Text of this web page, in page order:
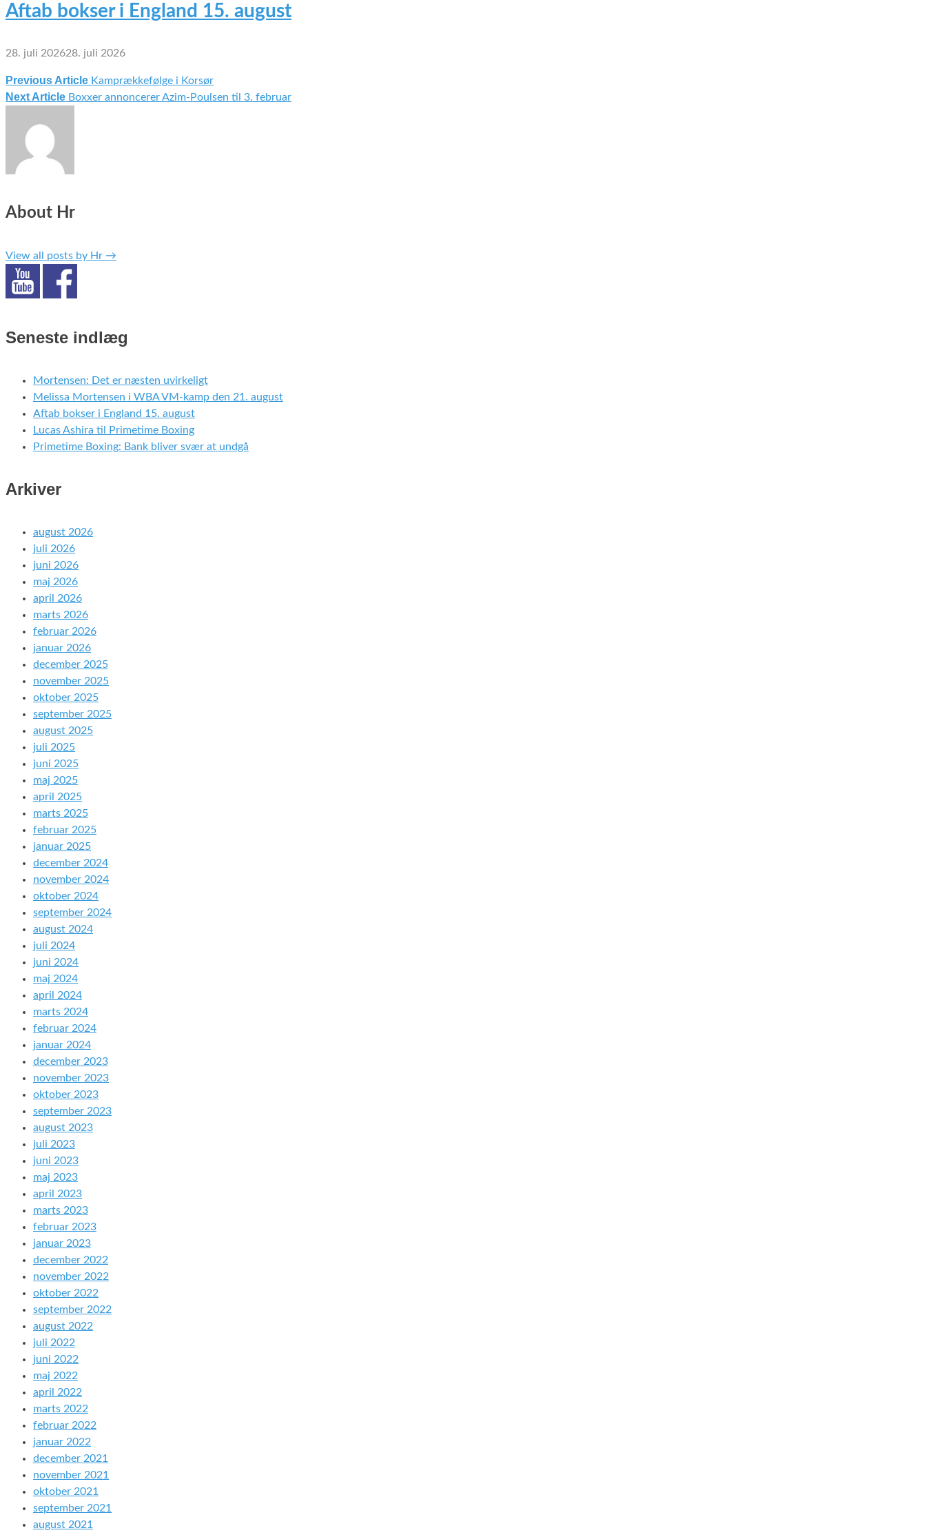
Aftab bokser i England 15. august
28. juli 202628. juli 2026
Indlægsnavigation
Previous Article Kamprækkefølge i Korsør
Next Article Boxxer annoncerer Azim-Poulsen til 3. februar
About Hr
View all posts by Hr →
Seneste indlæg
Mortensen: Det er næsten uvirkeligt
Melissa Mortensen i WBA VM-kamp den 21. august
Aftab bokser i England 15. august
Lucas Ashira til Primetime Boxing
Primetime Boxing: Bank bliver svær at undgå
Arkiver
august 2026
juli 2026
juni 2026
maj 2026
april 2026
marts 2026
februar 2026
januar 2026
december 2025
november 2025
oktober 2025
september 2025
august 2025
juli 2025
juni 2025
maj 2025
april 2025
marts 2025
februar 2025
januar 2025
december 2024
november 2024
oktober 2024
september 2024
august 2024
juli 2024
juni 2024
maj 2024
april 2024
marts 2024
februar 2024
januar 2024
december 2023
november 2023
oktober 2023
september 2023
august 2023
juli 2023
juni 2023
maj 2023
april 2023
marts 2023
februar 2023
januar 2023
december 2022
november 2022
oktober 2022
september 2022
august 2022
juli 2022
juni 2022
maj 2022
april 2022
marts 2022
februar 2022
januar 2022
december 2021
november 2021
oktober 2021
september 2021
august 2021